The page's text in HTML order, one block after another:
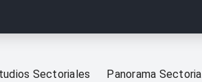
Sectoriales Panorama Sectorial